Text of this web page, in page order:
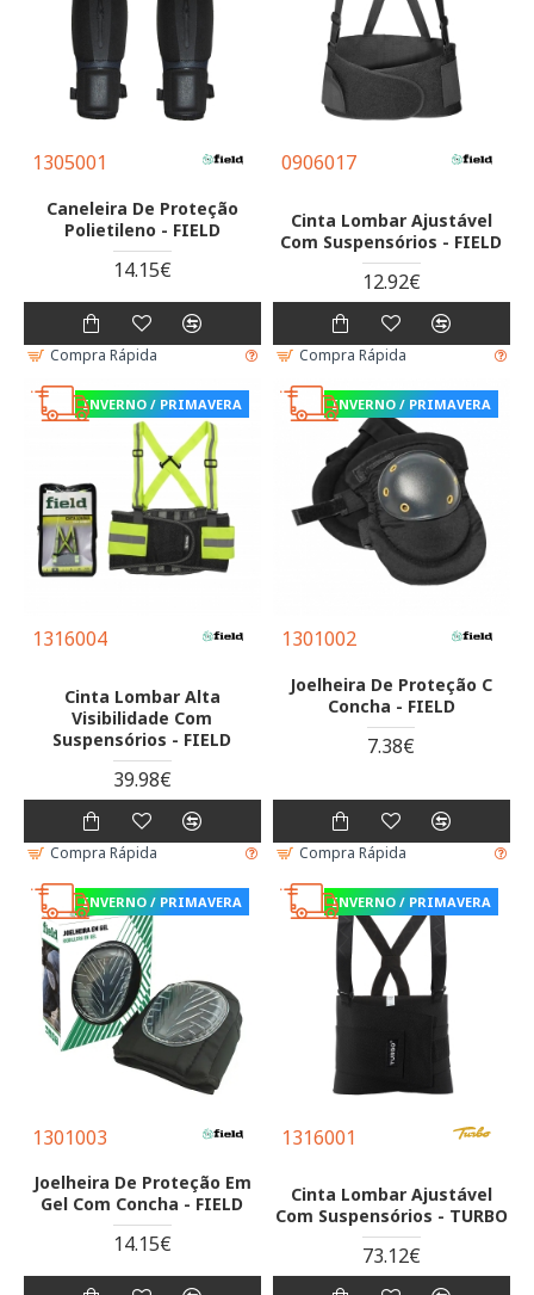
1305001
Caneleira De Proteção
Polietileno - FIELD
14.15€
Compra Rápida
0906017
Cinta Lombar Ajustável
Com Suspensórios - FIELD
12.92€
Compra Rápida
INVERNO / PRIMAVERA
1316004
Cinta Lombar Alta
Visibilidade Com
Suspensórios - FIELD
39.98€
Compra Rápida
INVERNO / PRIMAVERA
1301002
Joelheira De Proteção C
Concha - FIELD
7.38€
Compra Rápida
INVERNO / PRIMAVERA
1301003
Joelheira De Proteção Em
Gel Com Concha - FIELD
14.15€
INVERNO / PRIMAVERA
1316001
Cinta Lombar Ajustável
Com Suspensórios - TURBO
73.12€